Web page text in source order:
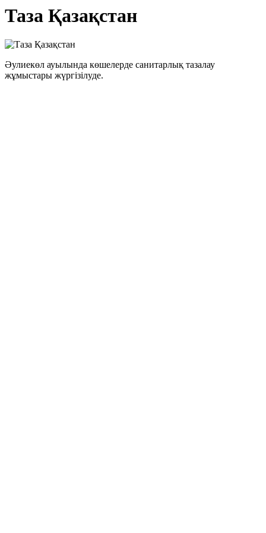
Таза Қазақстан
Әулиекөл ауылында көшелерде санитарлық тазалау
жұмыстары жүргізілуде.